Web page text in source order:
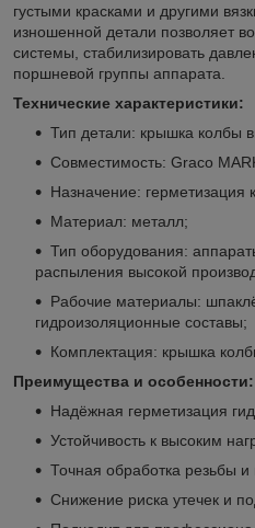
густыми красками и другими
изношенной детали позволяет
системы, стабилизировать
поршневой группы аппарата.
Технические характеристики:
Тип детали: крышка колбы
Совместимость: Graco
Назначение: герметизация
Материал: металл;
Тип оборудования:
распыления высокой
Рабочие материалы:
гидроизоляционные составы;
Комплектация: крышка
Преимущества и особенности:
Надёжная герметизация
Устойчивость к высоким
Точная обработка резьбы
Снижение риска утечек и